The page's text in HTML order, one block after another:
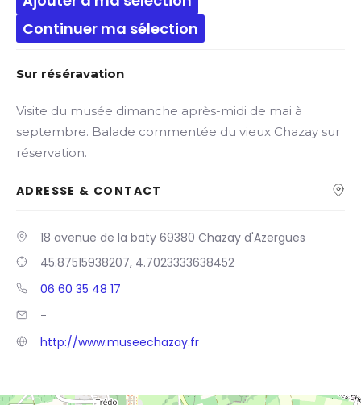
Continuer ma sélection
Sur réséravation
Visite du musée dimanche après-midi de mai à
septembre. Balade commentée du vieux Chazay sur
réservation.
ADRESSE & CONTACT
18 avenue de la baty 69380 Chazay d'Azergues
45.87515938207, 4.7023333638452
06 60 35 48 17
-
http://www.museechazay.fr